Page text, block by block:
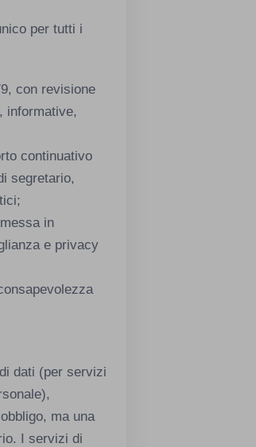
per tutti i
con revisione
informative,
continuativo
segretario,
in
e privacy
dati (per servizi
ma una
I servizi di